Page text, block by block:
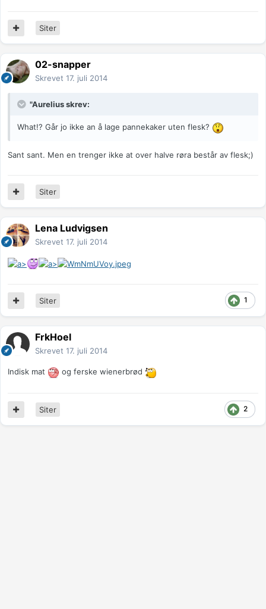
Siter
02-snapper
Skrevet 17. juli 2014
"Aurelius skrev:
What!? Går jo ikke an å lage pannekaker uten flesk?
Sant sant. Men en trenger ikke at over halve røra består av flesk;)
Siter
Lena Ludvigsen
Skrevet 17. juli 2014
1
Siter
FrkHoel
Skrevet 17. juli 2014
Indisk mat og ferske wienerbrød
2
Siter